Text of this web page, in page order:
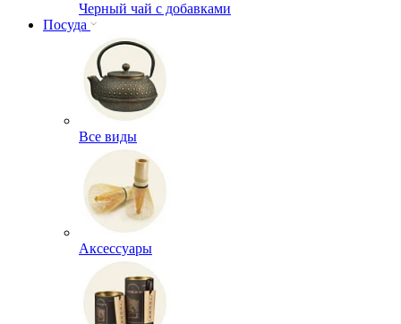
Черный чай с добавками
Посуда
Все виды
Аксессуары